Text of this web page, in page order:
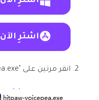
اشترِ الآن
انقر مرتين على "hitpaw-voicepea.exe"